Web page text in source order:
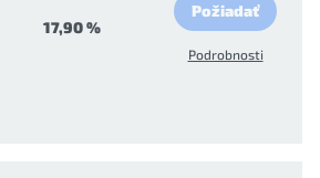
17,90 %
Požiadať
Podrobnosti